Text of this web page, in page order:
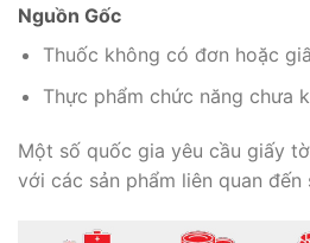
Nguồn Gốc
Thuốc không có đơn hoặc
Thực phẩm chức năng chưa
Một số quốc gia yêu cầu giấy
với các sản phẩm liên quan đến